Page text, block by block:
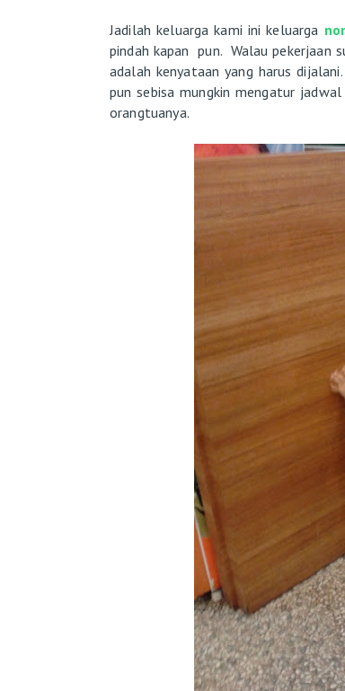
Jadilah keluarga kami ini keluarga
pindah kapan pun. Walau pekerjaan
adalah kenyataan yang harus
pun sebisa mungkin mengatur
orangtuanya.